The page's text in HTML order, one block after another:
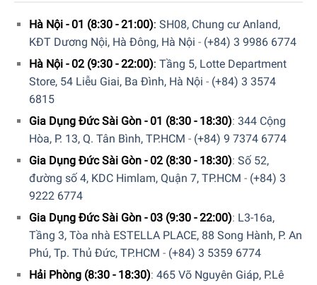
Không có giới hạn nào khi nấu ăn với nồi Riess Aromapots
Dark Aubergine. Chiếc nồi Riess là lý tưởng để sử dụng
trong lò nướng như một cái chảo, hoặc như một đế nướng
cho bánh nhanh, bánh ngọt,… Bề mặt nhẵn, không gợn
đảm bảo vệ sinh nồi Riess Aromapots Dark Aubergine rất
nhanh chóng và dễ dàng.
Hà Nội - 01 (8:30 - 21:00): SH08, Chung cư Anland,
KĐT Dương Nội, Hà Đông, Hà Nội - (+84) 3 9986 6774
Hà Nội - 02 (9:30 - 22:00): Tầng 5, Lotte Department
Store, 54 Liễu Giai, Ba Đình, Hà Nội - (+84) 3 3574
6815
Gia Dụng Đức Sài Gòn - 01 (8:30 - 18:30): 344 Cộng
Hòa, P. 13, Q. Tân Bình, TP.HCM - (+84) 9 7374 6774
Gia Dụng Đức Sài Gòn - 02 (8:30 - 18:30): Số 52,
đường số 4, KDC Himlam, Quận 7, TP.HCM - (+84) 3
9222 6774
Gia Dụng Đức Sài Gòn - 03 (9:30 - 22:00): L3-16a,
Tầng 3, Tòa nhà ESTELLA PLACE, 88 Song Hành, P. An
Phú, Tp. Thủ Đức, TP.HCM - (+84) 3 5359 6774
Hải Phòng (8:30 - 18:30): 465 Võ Nguyên Giáp, P.Lê